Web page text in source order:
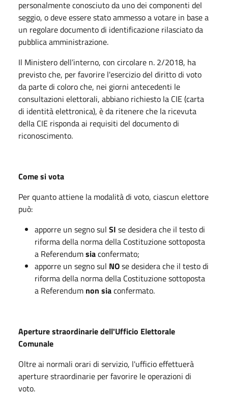
personalmente conosciuto da uno dei componenti del
seggio, o deve essere stato ammesso a votare in base a
un regolare documento di identificazione rilasciato da
pubblica amministrazione.
Il Ministero dell’interno, con circolare n. 2/2018, ha
previsto che, per favorire l'esercizio del diritto di voto
da parte di coloro che, nei giorni antecedenti le
consultazioni elettorali, abbiano richiesto la CIE (carta
di identità elettronica), è da ritenere che la ricevuta
della CIE risponda ai requisiti del documento di
riconoscimento.
Come si vota
Per quanto attiene la modalità di voto, ciascun elettore
può:
apporre un segno sul SI se desidera che il testo di
riforma della norma della Costituzione sottoposta
a Referendumsiaconfermato;
apporre un segno sul NOse desidera che il testo di
riforma della norma della Costituzione sottoposta
a Referendum non siaconfermato.
Aperture straordinarie dell'Ufficio Elettorale
Comunale
Oltre ai normali orari di servizio, l'ufficio effettuerà
aperture straordinarie per favorire le operazioni di
voto.